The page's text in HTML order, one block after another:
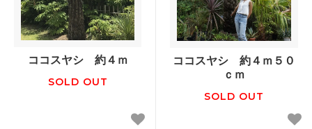
ココスヤシ 約４ｍ
SOLD OUT
ココスヤシ 約４ｍ５０
ｃｍ
SOLD OUT